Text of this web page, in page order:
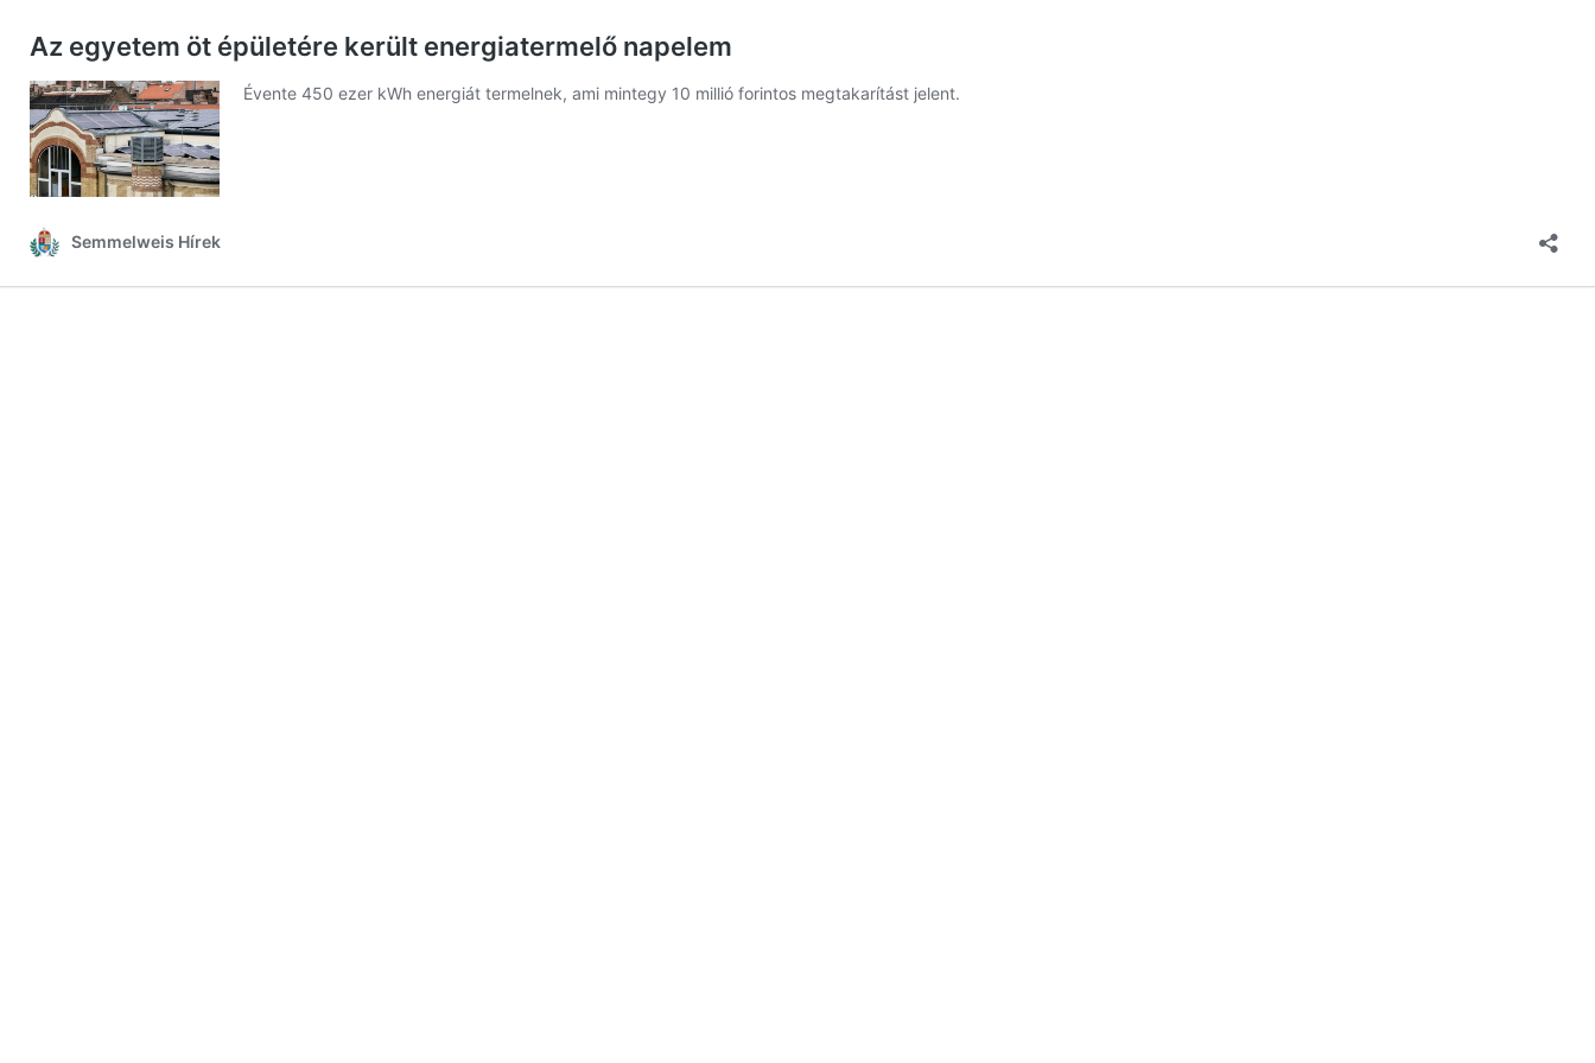
Az egyetem öt épületére került energiatermelő napelem
Évente 450 ezer kWh energiát termelnek, ami mintegy 10 millió forintos megtakarítást jelent.
Semmelweis Hírek